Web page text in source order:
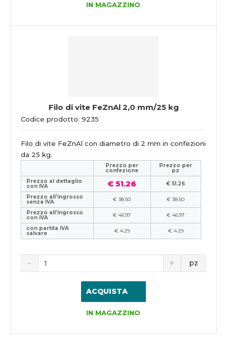
IN MAGAZZINO
Filo di vite FeZnAl 2,0 mm/25 kg
Codice prodotto: 9235
Filo di vite FeZnAl con diametro di 2 mm in confezioni
da 25 kg.
Prezzo per
confezione
Prezzo per
pz
Prezzo al dettaglio
con IVA € 51.26
€ 51.26
Prezzo all'ingrosso
senza IVA € 38.50
€ 38.50
Prezzo all'ingrosso
con IVA € 46.97
€ 46.97
con partita IVA
salvare € 4.29 € 4.29
pz
ACQUISTA
IN MAGAZZINO